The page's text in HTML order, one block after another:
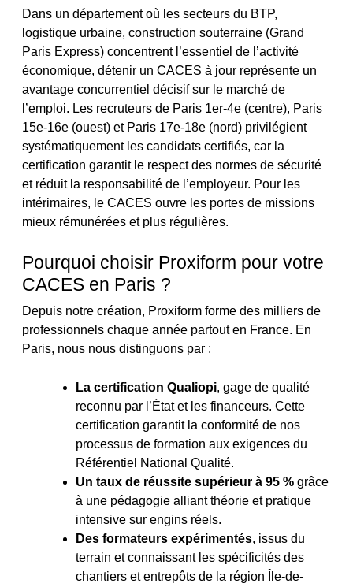
Dans un département où les secteurs du BTP,
logistique urbaine, construction souterraine (Grand
Paris Express) concentrent l’essentiel de l’activité
économique, détenir un CACES à jour représente un
avantage concurrentiel décisif sur le marché de
l’emploi. Les recruteurs de Paris 1er-4e (centre), Paris
15e-16e (ouest) et Paris 17e-18e (nord) privilégient
systématiquement les candidats certifiés, car la
certification garantit le respect des normes de sécurité
et réduit la responsabilité de l’employeur. Pour les
intérimaires, le CACES ouvre les portes de missions
mieux rémunérées et plus régulières.
Pourquoi choisir Proxiform pour votre
CACES en Paris ?
Depuis notre création, Proxiform forme des milliers de
professionnels chaque année partout en France. En
Paris, nous nous distinguons par :
La certification Qualiopi, gage de qualité
reconnu par l’État et les financeurs. Cette
certification garantit la conformité de nos
processus de formation aux exigences du
Référentiel National Qualité.
Un taux de réussite supérieur à 95 % grâce
à une pédagogie alliant théorie et pratique
intensive sur engins réels.
Des formateurs expérimentés, issus du
terrain et connaissant les spécificités des
chantiers et entrepôts de la région Île-de-